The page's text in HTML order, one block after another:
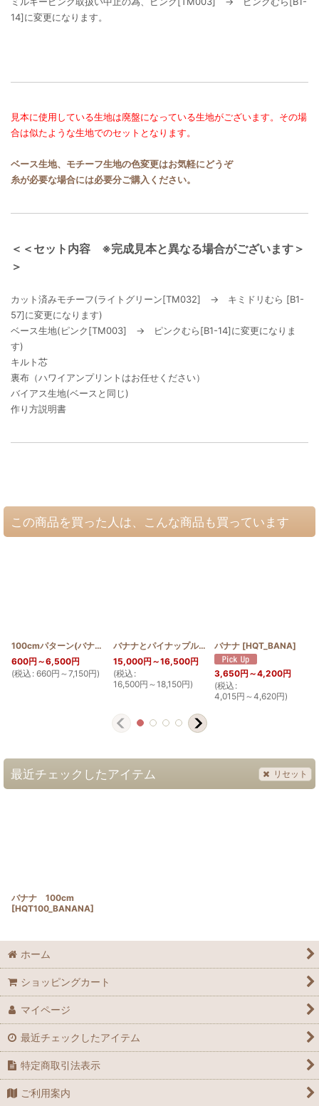
14]に変更になります。
見本に使用している生地は廃盤になっている生地がございます。その場
合は似たような生地でのセットとなります。
ベース生地、モチーフ生地の色変更はお気軽にどうぞ
糸が必要な場合には必要分ご購入ください。
＜＜セット内容 ※完成見本と異なる場合がございます＞
＞
カット済みモチーフ(ライトグリーン[TM032] → キミドリむら [B1-
57]に変更になります)
ベース生地(ピンク[TM003] → ピンクむら[B1-14]に変更になりま
す)
キルト芯
裏布（ハワイアンプリントはお任せください）
バイアス生地(ベースと同じ)
作り方説明書
この商品を買った人は、こんな商品も買っています
100cmパターン(バナナ) PATTERN_T110_BAN]
600円 ～6,500円
(税込 : 660円 ～7,150円)
バナナとパイナップルのステンドグラスキルトタペストリー 70cm×120cm
15,000円 ～16,500円
(税込 :
16,500円 ～18,150円)
バナナ [HQT_BANA]
3,650円 ～4,200円
(税込 :
4,015円 ～4,620円)
最近チェックしたアイテム リセット
バナナ 100cm
[HQT100_BANANA]
ホーム
ショッピングカート
マイページ
最近チェックしたアイテム
特定商取引法表示
ご利用案内